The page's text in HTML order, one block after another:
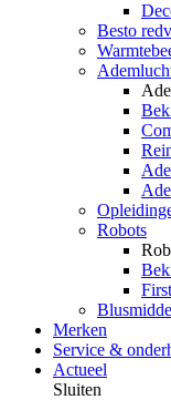
Besto
Robots
Merken
Service &
Actueel
Sluiten